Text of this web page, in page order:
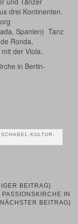
drei Kontinenten.
Spanien) Tanz
Ronda,
der Viola.
in Berlin-
KULTUR-
BEITRAG]
IN
BEITRAG]